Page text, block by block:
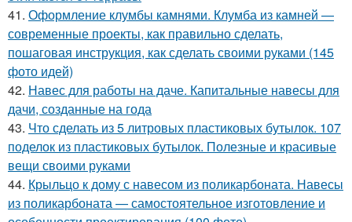
41. Оформление клумбы камнями. Клумба из камней —
современные проекты, как правильно сделать,
пошаговая инструкция, как сделать своими руками (145
фото идей)
42. Навес для работы на даче. Капитальные навесы для
дачи, созданные на года
43. Что сделать из 5 литровых пластиковых бутылок. 107
поделок из пластиковых бутылок. Полезные и красивые
вещи своими руками
44. Крыльцо к дому с навесом из поликарбоната. Навесы
из поликарбоната — самостоятельное изготовление и